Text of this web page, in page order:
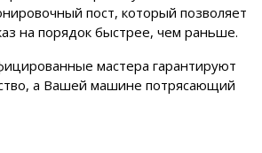
пост, который позволяет
на порядок быстрее, чем раньше.
мастера гарантируют
а Вашей машине потрясающий